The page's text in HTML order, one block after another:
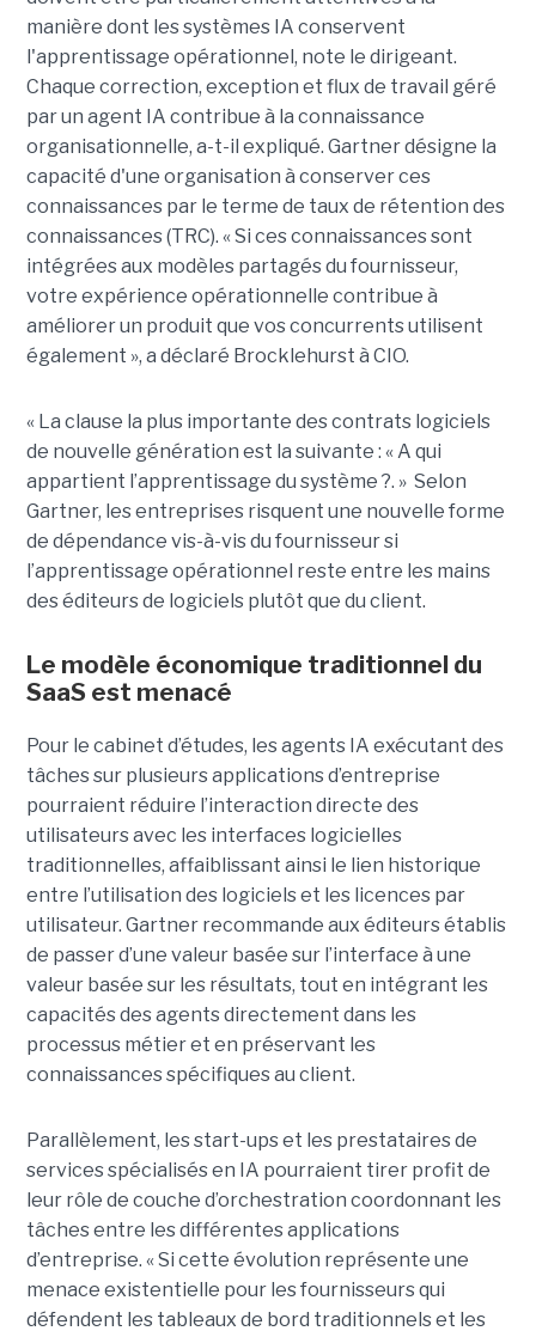
manière dont les systèmes IA conservent
l'apprentissage opérationnel, note le dirigeant.
Chaque correction, exception et flux de travail géré
par un agent IA contribue à la connaissance
organisationnelle, a-t-il expliqué. Gartner désigne la
capacité d'une organisation à conserver ces
connaissances par le terme de taux de rétention des
connaissances (TRC). « Si ces connaissances sont
intégrées aux modèles partagés du fournisseur,
votre expérience opérationnelle contribue à
améliorer un produit que vos concurrents utilisent
également », a déclaré Brocklehurst à CIO.
« La clause la plus importante des contrats logiciels
de nouvelle génération est la suivante : « A qui
appartient l’apprentissage du système ?. » Selon
Gartner, les entreprises risquent une nouvelle forme
de dépendance vis-à-vis du fournisseur si
l’apprentissage opérationnel reste entre les mains
des éditeurs de logiciels plutôt que du client.
Le modèle économique traditionnel du
SaaS est menacé
Pour le cabinet d’études, les agents IA exécutant des
tâches sur plusieurs applications d’entreprise
pourraient réduire l’interaction directe des
utilisateurs avec les interfaces logicielles
traditionnelles, affaiblissant ainsi le lien historique
entre l’utilisation des logiciels et les licences par
utilisateur. Gartner recommande aux éditeurs établis
de passer d’une valeur basée sur l’interface à une
valeur basée sur les résultats, tout en intégrant les
capacités des agents directement dans les
processus métier et en préservant les
connaissances spécifiques au client.
Parallèlement, les start-ups et les prestataires de
services spécialisés en IA pourraient tirer profit de
leur rôle de couche d’orchestration coordonnant les
tâches entre les différentes applications
d’entreprise. « Si cette évolution représente une
menace existentielle pour les fournisseurs qui
défendent les tableaux de bord traditionnels et les